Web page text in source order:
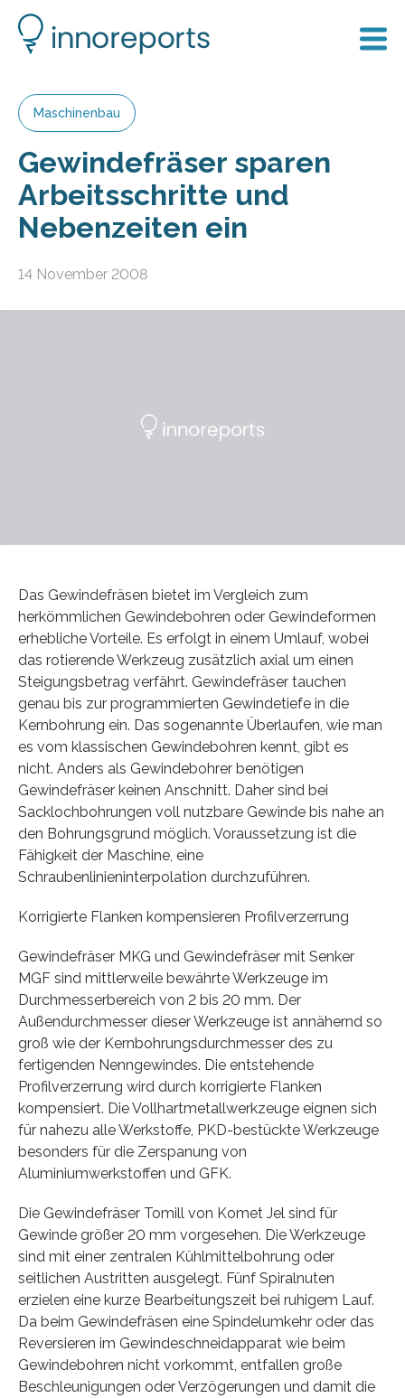
Maschinenbau
Gewindefräser sparen
Arbeitsschritte und
Nebenzeiten ein
14 November 2008
Das Gewindefräsen bietet im Vergleich zum
herkömmlichen Gewindebohren oder Gewindeformen
erhebliche Vorteile. Es erfolgt in einem Umlauf, wobei
das rotierende Werkzeug zusätzlich axial um einen
Steigungsbetrag verfährt. Gewindefräser tauchen
genau bis zur programmierten Gewindetiefe in die
Kernbohrung ein. Das sogenannte Überlaufen, wie man
es vom klassischen Gewindebohren kennt, gibt es
nicht. Anders als Gewindebohrer benötigen
Gewindefräser keinen Anschnitt. Daher sind bei
Sacklochbohrungen voll nutzbare Gewinde bis nahe an
den Bohrungsgrund möglich. Voraussetzung ist die
Fähigkeit der Maschine, eine
Schraubenlinieninterpolation durchzuführen.
Korrigierte Flanken kompensieren Profilverzerrung
Gewindefräser MKG und Gewindefräser mit Senker
MGF sind mittlerweile bewährte Werkzeuge im
Durchmesserbereich von 2 bis 20 mm. Der
Außendurchmesser dieser Werkzeuge ist annähernd so
groß wie der Kernbohrungsdurchmesser des zu
fertigenden Nenngewindes. Die entstehende
Profilverzerrung wird durch korrigierte Flanken
kompensiert. Die Vollhartmetallwerkzeuge eignen sich
für nahezu alle Werkstoffe, PKD-bestückte Werkzeuge
besonders für die Zerspanung von
Aluminiumwerkstoffen und GFK.
Die Gewindefräser Tomill von Komet Jel sind für
Gewinde größer 20 mm vorgesehen. Die Werkzeuge
sind mit einer zentralen Kühlmittelbohrung oder
seitlichen Austritten ausgelegt. Fünf Spiralnuten
erzielen eine kurze Bearbeitungszeit bei ruhigem Lauf.
Da beim Gewindefräsen eine Spindelumkehr oder das
Reversieren im Gewindeschneidapparat wie beim
Gewindebohren nicht vorkommt, entfallen große
Beschleunigungen oder Verzögerungen und damit die